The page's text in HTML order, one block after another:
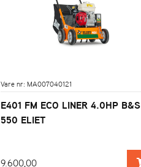
Vare nr: MA007040121
E401 FM ECO LINER 4.0HP B&S
550 ELIET
9.600,00